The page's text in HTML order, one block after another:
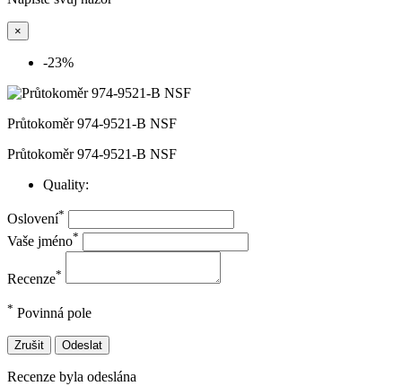
×
-23%
Průtokoměr 974-9521-B NSF
Průtokoměr 974-9521-B NSF
Quality:
Oslovení*
Vaše jméno*
Recenze*
* Povinná pole
Zrušit Odeslat
Recenze byla odeslána